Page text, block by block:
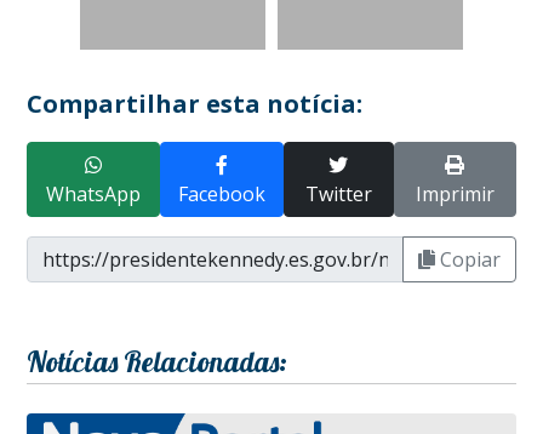
Compartilhar esta notícia:
WhatsApp Facebook Twitter Imprimir
Copiar
Notícias Relacionadas: